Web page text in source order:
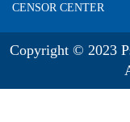
CENSOR CENTER
Copyright © 2023